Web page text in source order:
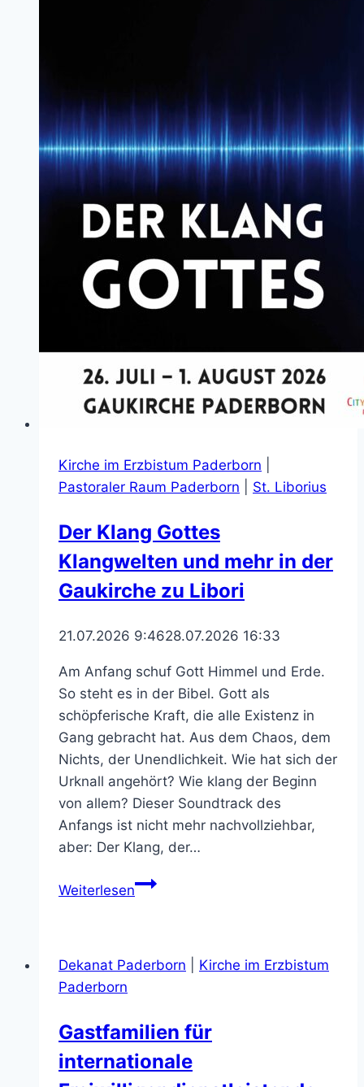
Kirche im Erzbistum Paderborn
Pastoraler Raum Paderborn
St. Liborius
Der Klang Gottes
Klangwelten und mehr in der
Gaukirche zu Libori
21.07.2026 9:4628.07.2026 16:33
Am Anfang schuf Gott Himmel und Erde.
So steht es in der Bibel. Gott als
schöpferische Kraft, die alle Existenz in
Gang gebracht hat. Aus dem Chaos, dem
Nichts, der Unendlichkeit. Wie hat sich der
Urknall angehört? Wie klang der Beginn
von allem? Dieser Soundtrack des
Anfangs ist nicht mehr nachvollziehbar,
aber: Der Klang, der…
WeiterlesenDer
und
der
Gaukirche
Dekanat Paderborn
Kirche im Erzbistum
Paderborn
Gastfamilien für
internationale